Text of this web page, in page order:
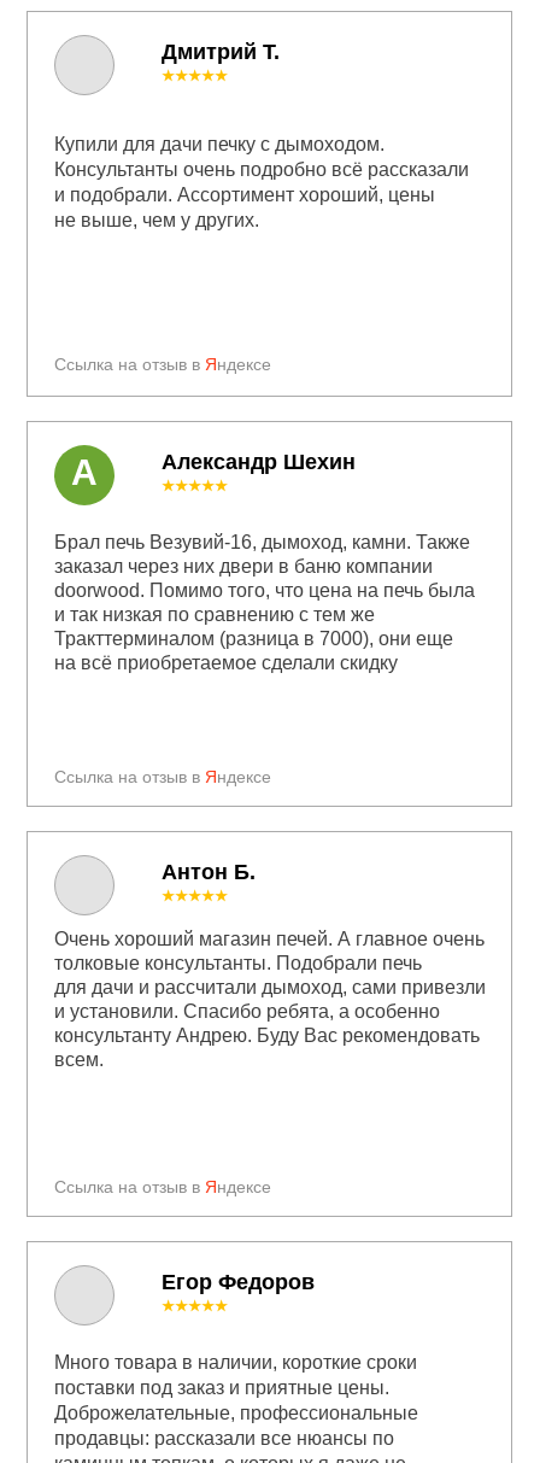
Антон Б.
Ссылка на отзыв в Яндексе
★★★★★
Купили для дачи печку с дымоходом.
Консультанты очень подробно всё рассказали
и подобрали. Ассортимент хороший, цены
не выше, чем у других.
Александр Шехин
Ссылка на отзыв в Яндексе
★★★★★
Брал печь Везувий-16, дымоход, камни. Также
заказал через них двери в баню компании
doorwood. Помимо того, что цена на печь была
и так низкая по сравнению с тем же
Тракттерминалом (разница в 7000), они еще
на всё приобретаемое сделали скидку
А
Дмитрий Т.
Ссылка на отзыв в Яндексе
★★★★★
Очень хороший магазин печей. А главное очень
толковые консультанты. Подобрали печь
для дачи и рассчитали дымоход, сами привезли
и установили. Спасибо ребята, а особенно
консультанту Андрею. Буду Вас рекомендовать
всем.
Егор Федоров
★★★★★
Много товара в наличии, короткие сроки
поставки под заказ и приятные цены.
Доброжелательные, профессиональные
продавцы: рассказали все нюансы по